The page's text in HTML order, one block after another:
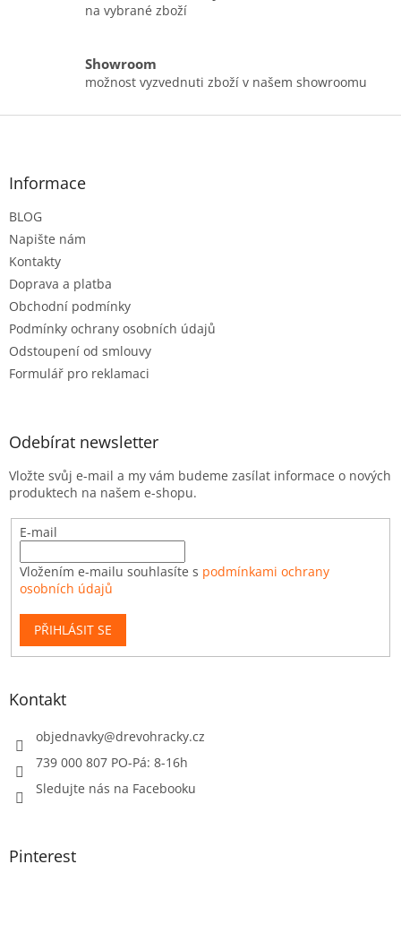
na vybrané zboží
Showroom
možnost vyzvednuti zboží v našem showroomu
Z
Informace
BLOG
Napište nám
Kontakty
Doprava a platba
Obchodní podmínky
Podmínky ochrany osobních údajů
Odstoupení od smlouvy
Formulář pro reklamaci
Odebírat newsletter
Vložte svůj e-mail a my vám budeme zasílat informace o nových
produktech na našem e-shopu.
E-mail
Vložením e-mailu souhlasíte s podmínkami ochrany
osobních údajů
PŘIHLÁSIT SE
Kontakt
objednavky@drevohracky.cz
739 000 807 PO-Pá: 8-16h
Sledujte nás na Facebooku
Pinterest